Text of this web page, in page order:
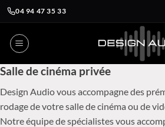
04 94 47 35 33
Salle de cinéma privée
Design Audio vous accompagne des
rodage de votre salle de cinéma ou de
Notre équipe de spécialistes vous